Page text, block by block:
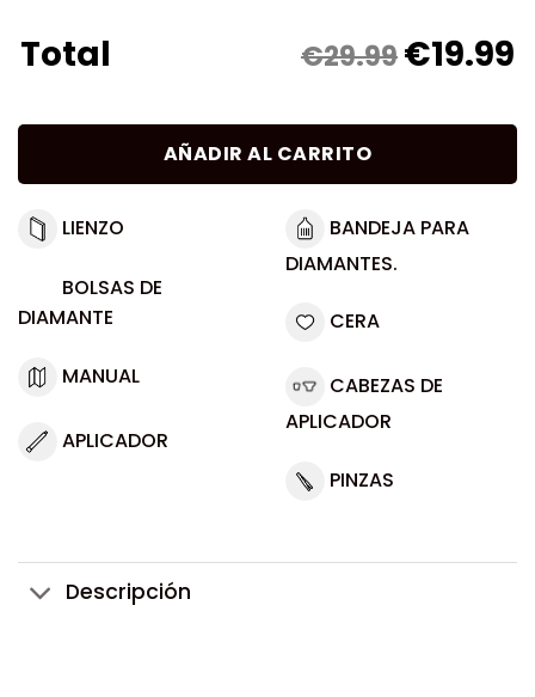
Total €29.99€19.99
AÑADIR AL CARRITO
LIENZO
BOLSAS DE
DIAMANTE
MANUAL
APLICADOR
BANDEJA PARA
DIAMANTES.
CERA
CABEZAS DE
APLICADOR
PINZAS
Descripción